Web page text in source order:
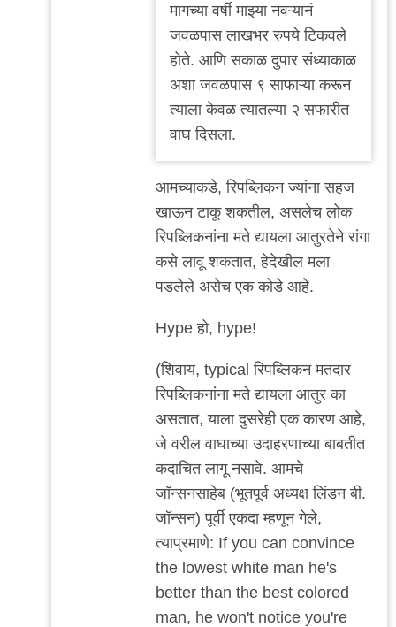
मागच्या वर्षी माझ्या नवऱ्यानं
जवळपास लाखभर रुपये टिकवले
होते. आणि सकाळ दुपार संध्याकाळ
अशा जवळपास ९ साफाऱ्या करून
त्याला केवळ त्यातल्या २ सफारीत
वाघ दिसला.
आमच्याकडे, रिपब्लिकन ज्यांना सहज
खाऊन टाकू शकतील, असलेच लोक
रिपब्लिकनांना मते द्यायला आतुरतेने रांगा
कसे लावू शकतात, हेदेखील मला
पडलेले असेच एक कोडे आहे.
Hype हो, hype!
(शिवाय, typical रिपब्लिकन मतदार
रिपब्लिकनांना मते द्यायला आतुर का
असतात, याला दुसरेही एक कारण आहे,
जे वरील वाघाच्या उदाहरणाच्या बाबतीत
कदाचित लागू नसावे. आमचे
जॉन्सनसाहेब (भूतपूर्व अध्यक्ष लिंडन बी.
जॉन्सन) पूर्वी एकदा म्हणून गेले,
त्याप्रमाणे: If you can convince
the lowest white man he's
better than the best colored
man, he won't notice you're